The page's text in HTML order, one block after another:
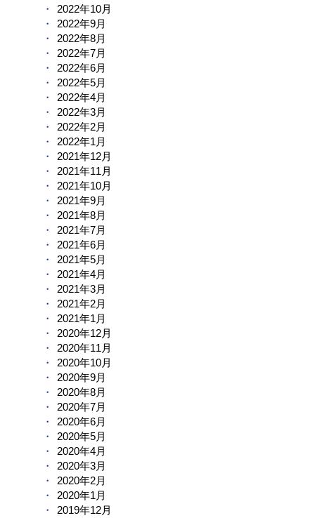
2022年10月
2022年9月
2022年8月
2022年7月
2022年6月
2022年5月
2022年4月
2022年3月
2022年2月
2022年1月
2021年12月
2021年11月
2021年10月
2021年9月
2021年8月
2021年7月
2021年6月
2021年5月
2021年4月
2021年3月
2021年2月
2021年1月
2020年12月
2020年11月
2020年10月
2020年9月
2020年8月
2020年7月
2020年6月
2020年5月
2020年4月
2020年3月
2020年2月
2020年1月
2019年12月